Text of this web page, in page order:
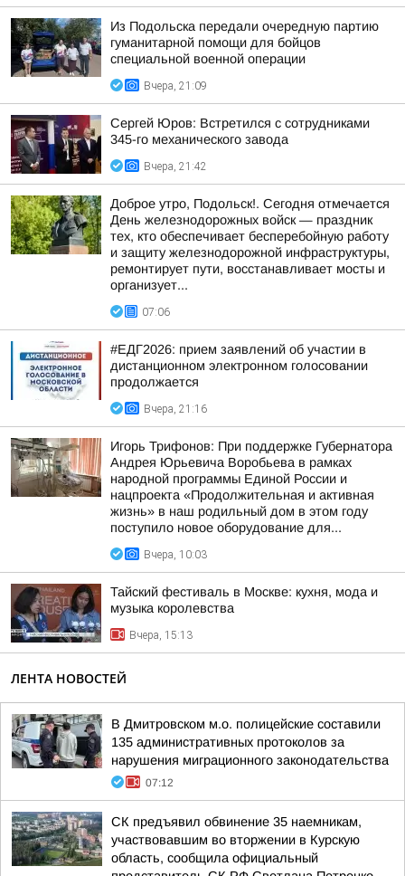
Из Подольска передали очередную партию
гуманитарной помощи для бойцов
специальной военной операции
Вчера, 21:09
Сергей Юров: Встретился с сотрудниками
345-го механического завода
Вчера, 21:42
Доброе утро, Подольск!. Сегодня отмечается
День железнодорожных войск — праздник
тех, кто обеспечивает бесперебойную работу
и защиту железнодорожной инфраструктуры,
ремонтирует пути, восстанавливает мосты и
организует...
07:06
#ЕДГ2026: прием заявлений об участии в
дистанционном электронном голосовании
продолжается
Вчера, 21:16
Игорь Трифонов: При поддержке Губернатора
Андрея Юрьевича Воробьева в рамках
народной программы Единой России и
нацпроекта «Продолжительная и активная
жизнь» в наш родильный дом в этом году
поступило новое оборудование для...
Вчера, 10:03
Тайский фестиваль в Москве: кухня, мода и
музыка королевства
Вчера, 15:13
ЛЕНТА НОВОСТЕЙ
В Дмитровском м.о. полицейские составили
135 административных протоколов за
нарушения миграционного законодательства
07:12
СК предъявил обвинение 35 наемникам,
участвовавшим во вторжении в Курскую
область, сообщила официальный